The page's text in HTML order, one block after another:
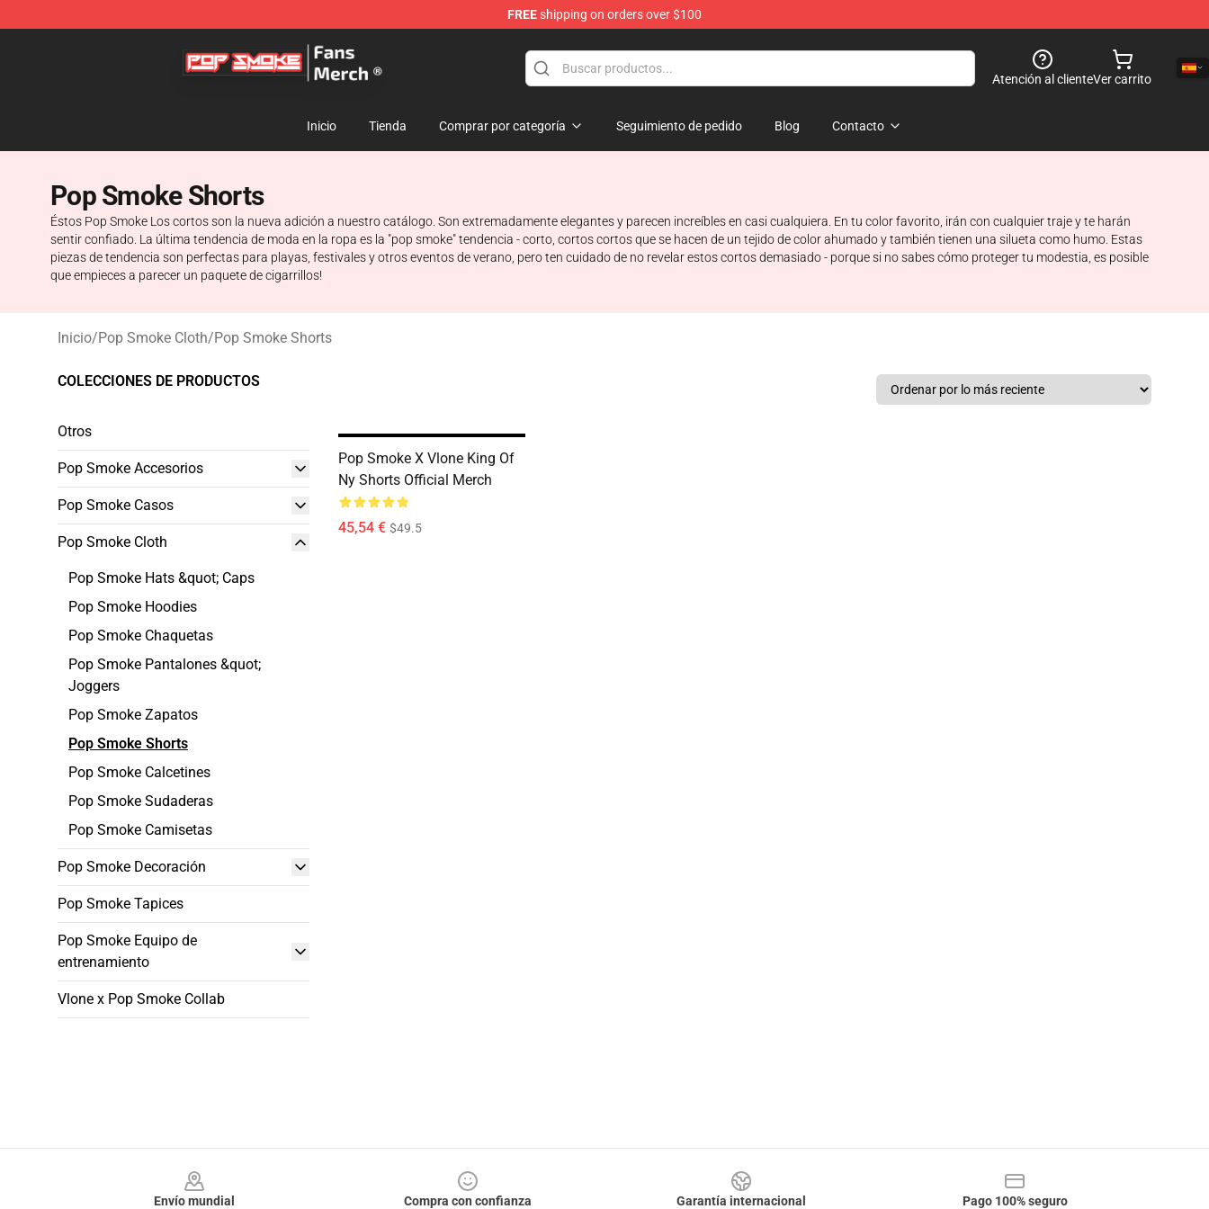
FREEshipping on orders over $100
Pop Smoke Store - Official Pop Smoke Merchandise Shop
Atención al clienteVer carrito
Inicio Tienda Comprar por categoría Seguimiento de pedido Blog Contacto
Pop Smoke Shorts
Éstos Pop Smoke Los cortos son la nueva adición a nuestro catálogo. Son extremadamente elegantes y parecen increíbles en casi cualquiera. En tu color favorito, irán con cualquier traje y te harán
sentir confiado. La última tendencia de moda en la ropa es la "pop smoke" tendencia - corto, cortos cortos que se hacen de un tejido de color ahumado y también tienen una silueta como humo. Estas
piezas de tendencia son perfectas para playas, festivales y otros eventos de verano, pero ten cuidado de no revelar estos cortos demasiado - porque si no sabes cómo proteger tu modestia, es posible
que empieces a parecer un paquete de cigarrillos!
Inicio/Pop Smoke Cloth/Pop Smoke Shorts
COLECCIONES DE PRODUCTOS
Otros
Pop Smoke Accesorios
Pop Smoke Casos
Pop Smoke Cloth
Pop Smoke Hats &quot; Caps
Pop Smoke Hoodies
Pop Smoke Chaquetas
Pop Smoke Pantalones &quot;
Joggers
Pop Smoke Zapatos
Pop Smoke Shorts
Pop Smoke Calcetines
Pop Smoke Sudaderas
Pop Smoke Camisetas
Pop Smoke Decoración
Pop Smoke Tapices
Pop Smoke Equipo de
entrenamiento
Vlone x Pop Smoke Collab
Pop Smoke X Vlone King Of
Ny Shorts Official Merch
45,54 € $49.5
Envío mundial Compra con confianza Garantía internacional Pago 100% seguro